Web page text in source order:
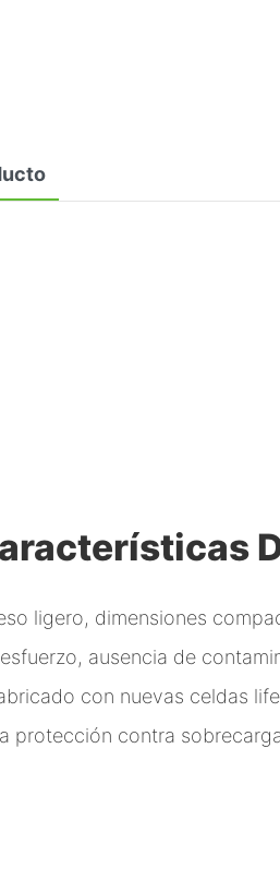
ligero, dimensiones
ausencia de
con nuevas celdas
protección contra